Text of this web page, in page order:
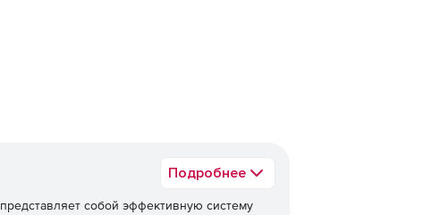
Подробнее
представляет собой эффективную систему